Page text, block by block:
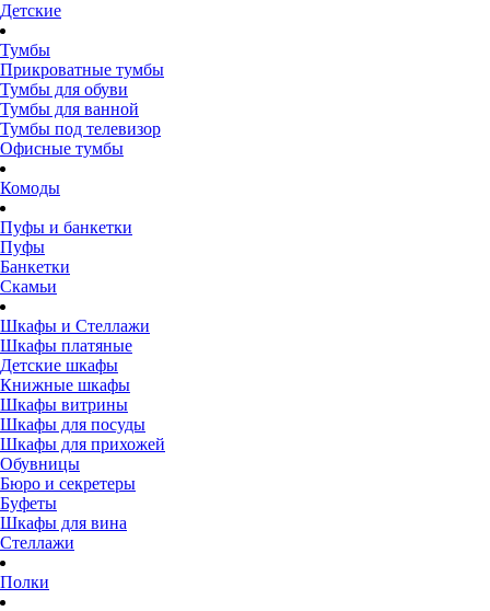
Детские
Тумбы
Прикроватные тумбы
Тумбы для обуви
Тумбы для ванной
Тумбы под телевизор
Офисные тумбы
Комоды
Пуфы и банкетки
Пуфы
Банкетки
Скамьи
Шкафы и Стеллажи
Шкафы платяные
Детские шкафы
Книжные шкафы
Шкафы витрины
Шкафы для посуды
Шкафы для прихожей
Обувницы
Бюро и секретеры
Буфеты
Шкафы для вина
Стеллажи
Полки